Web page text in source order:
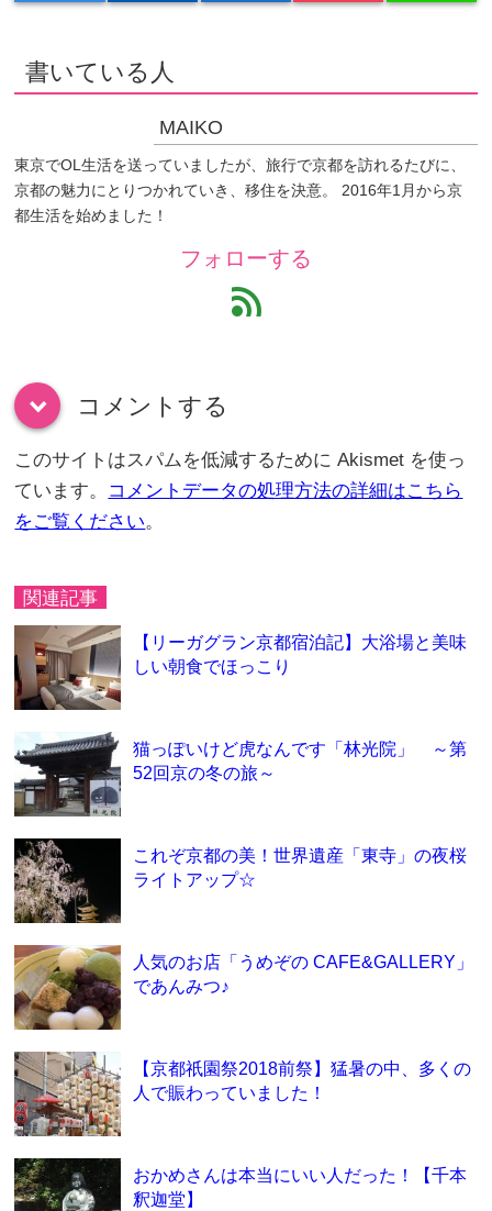
書いている人
MAIKO
東京でOL生活を送っていましたが、旅行で京都を訪れるたびに、
京都の魅力にとりつかれていき、移住を決意。 2016年1月から京
都生活を始めました！
フォローする
feed
down コメントする
このサイトはスパムを低減するために Akismet を使っ
ています。 コメントデータの処理方法の詳細はこちら
をご覧ください。
関連記事
【リーガグラン京都宿泊記】大浴場と美味
しい朝食でほっこり
猫っぽいけど虎なんです「林光院」 ～第
52回京の冬の旅～
これぞ京都の美！世界遺産「東寺」の夜桜
ライトアップ☆
人気のお店「うめぞの CAFE&GALLERY」
であんみつ♪
【京都祇園祭2018前祭】猛暑の中、多くの
人で賑わっていました！
おかめさんは本当にいい人だった！【千本
釈迦堂】